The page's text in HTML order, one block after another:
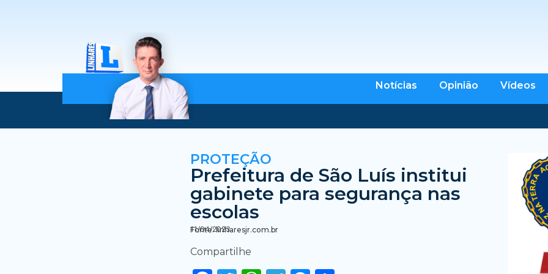
Notícias Opinião Vídeos
PROTEÇÃO
Prefeitura de São Luís institui
gabinete para segurança nas
escolas
Fonte: linharesjr.com.br
11/04/2023
Compartilhe